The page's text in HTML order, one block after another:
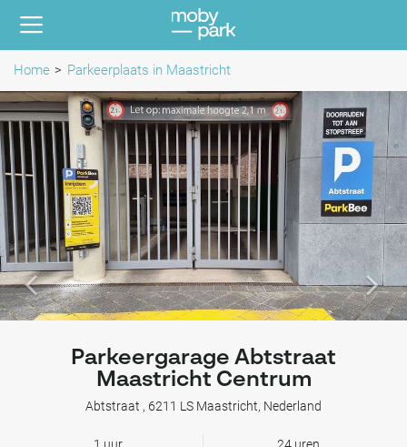
Home Parkeerplaats in Maastricht
Parkeergarage Abtstraat
Maastricht Centrum
Abtstraat , 6211 LS Maastricht, Nederland